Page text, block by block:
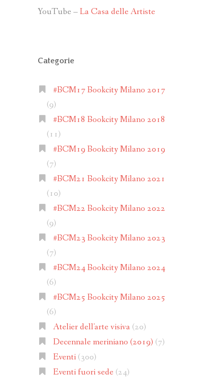
YouTube –La Casa delle Artiste
Categorie
#BCM17 Bookcity Milano 2017
(9)
#BCM18 Bookcity Milano 2018
(11)
#BCM19 Bookcity Milano 2019
(7)
#BCM21 Bookcity Milano 2021
(10)
#BCM22 Bookcity Milano 2022
(9)
#BCM23 Bookcity Milano 2023
(7)
#BCM24 Bookcity Milano 2024
(6)
#BCM25 Bookcity Milano 2025
(6)
Atelier dell'arte visiva (20)
Decennale meriniano (2019) (7)
Eventi(300)
Eventi fuori sede (24)